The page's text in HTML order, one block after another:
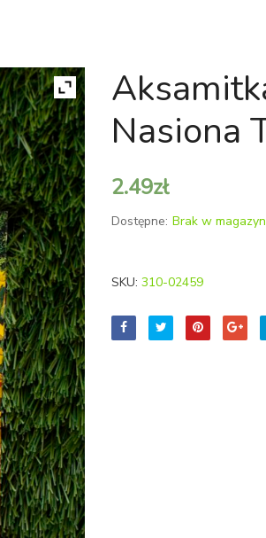
Nasiona
2.49zł
Dostępne: Brak w
SKU: 310-02459